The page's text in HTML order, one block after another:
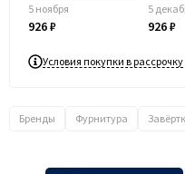
5 ноября
926 ₽
5
926 ₽
Условия покупки в рассрочку
Бренды Фурнитура